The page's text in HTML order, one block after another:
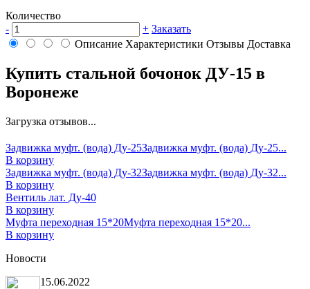
Количество
-
+ Заказать
Описание Характеристики Отзывы Доставка
Купить стальной бочонок ДУ-15 в
Воронеже
Загрузка отзывов...
Задвижка муфт. (вода) Ду-25Задвижка муфт. (вода) Ду-25...
В корзину
Задвижка муфт. (вода) Ду-32Задвижка муфт. (вода) Ду-32...
В корзину
Вентиль лат. Ду-40
В корзину
Муфта переходная 15*20Муфта переходная 15*20...
В корзину
Новости
15.06.2022